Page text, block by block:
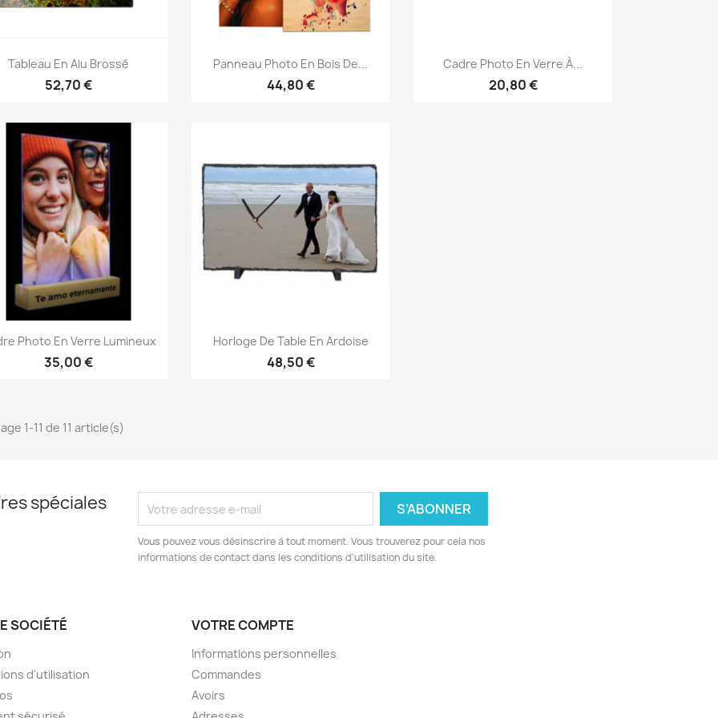
Aperçu rapide
Tableau En Alu Brossé
52,70 €
Aperçu rapide
Panneau Photo En Bois De...
44,80 €
 Aperçu rapide
Cadre Photo En Verre À...
20,80 €
Aperçu rapide
Photo En Verre Lumineux
35,00 €
Aperçu rapide
Horloge De Table En Ardoise
48,50 €
1-11 de 11 article(s)
spéciales
Vous pouvez vous désinscrire à tout moment. Vous trouverez pour cela nos
informations de contact dans les conditions d'utilisation du site.
SOCIÉTÉ
d'utilisation
VOTRE COMPTE
Informations personnelles
Commandes
Avoirs